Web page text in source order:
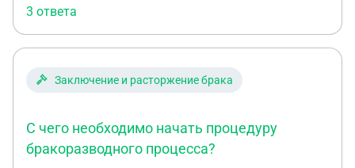
порядке?
3 ответа
Заключение и расторжение брака
С чего необходимо начать процедуру
бракоразводного процесса?